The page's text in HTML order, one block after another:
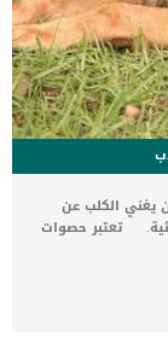
يغني الكلب عن
تعتبر حصوات
الكلاب تتكون هذه
انسداد فى